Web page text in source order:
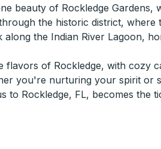
beauty of Rockledge Gardens,
the historic district,
the Indian River Lagoon,
flavors of Rockledge, with cozy
you're nurturing your spirit or
to Rockledge, FL, becomes the